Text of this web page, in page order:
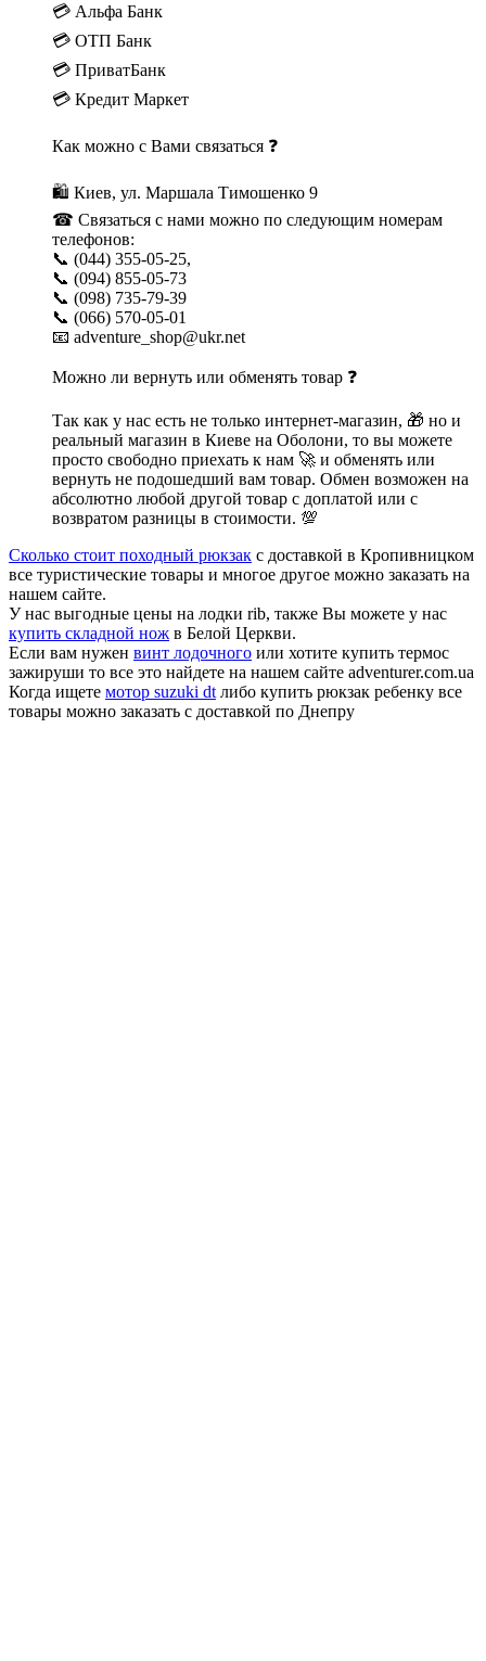
💳 Альфа Банк
💳 ОТП Банк
💳 ПриватБанк
💳 Кредит Маркет
Как можно с Вами связаться ❓
🛍 Киев, ул. Маршала Тимошенко 9
☎ Связаться с нами можно по следующим номерам
телефонов:
📞 (044) 355-05-25,
📞 (094) 855-05-73
📞 (098) 735-79-39
📞 (066) 570-05-01
📧 adventure_shop@ukr.net
Можно ли вернуть или обменять товар ❓
Так как у нас есть не только интернет-магазин, 🎁 но и
реальный магазин в Киеве на Оболони, то вы можете
просто свободно приехать к нам 🚀 и обменять или
вернуть не подошедший вам товар. Обмен возможен на
абсолютно любой другой товар с доплатой или с
возвратом разницы в стоимости. 💯
Сколько стоит походный рюкзак с доставкой в Кропивницком
все туристические товары и многое другое можно заказать на
нашем сайте.
У нас выгодные цены на лодки rib, также Вы можете у нас
купить складной нож в Белой Церкви.
Если вам нужен винт лодочного или хотите купить термос
зажируши то все это найдете на нашем сайте adventurer.com.ua
Когда ищете мотор suzuki dt либо купить рюкзак ребенку все
товары можно заказать с доставкой по Днепру